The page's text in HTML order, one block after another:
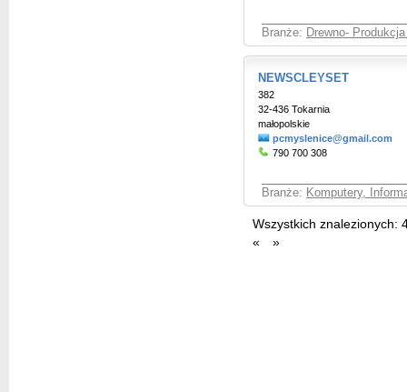
Branże: Drewno-
NEWSCLEYSET
382
32-436 Tokarnia
małopolskie
pcmyslenice@gmail.com
790 700 308
Branże: Komputery,
Wszystkich znalezionych:
«
»